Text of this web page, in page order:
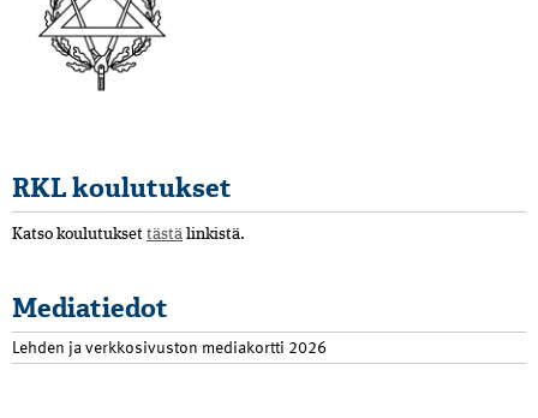
RKL koulutukset
Katso koulutukset tästä linkistä.
Mediatiedot
Lehden ja verkkosivuston mediakortti 2026